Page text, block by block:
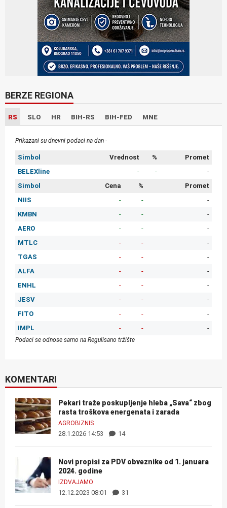
BERZE REGIONA
RS SLO HR BIH-RS BIH-FED MNE
Prikazani su dnevni podaci na dan -
Simbol Vrednost %
Promet
BELEXline
- -
-
Simbol
Cena %
Promet
NIIS
- -
-
KMBN
- -
-
AERO
- -
-
MTLC
- -
-
TGAS
- -
-
ALFA
- -
-
ENHL
- -
-
JESV
- -
-
FITO
- -
-
IMPL
- - -
Podaci se odnose samo na Regulisano tržište
KOMENTARI
Pekari traže poskupljenje hleba „Sava“ zbog
rasta troškova energenata i zarada
AGROBIZNIS
28.1.2026 14:53 14
Novi propisi za PDV obveznike od 1. januara
2024. godine
IZDVAJAMO
12.12.2023 08:01 31